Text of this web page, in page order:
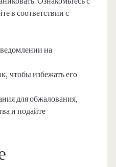
в соответствии с
на
чтобы избежать его
для обжалования,
и подайте